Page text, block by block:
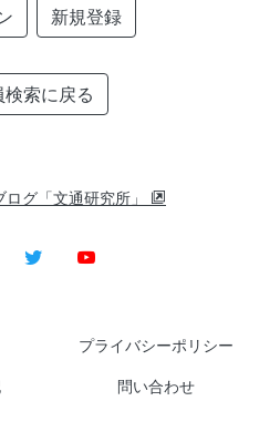
新規登録
検索に戻る
ログ「文通研究所」
プライバシーポリシー
問い合わせ